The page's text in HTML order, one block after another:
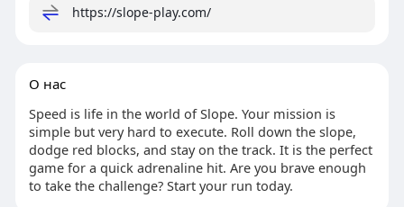
https://slope-play.com/
О нас
Speed is life in the world of Slope. Your mission is
simple but very hard to execute. Roll down the slope,
dodge red blocks, and stay on the track. It is the perfect
game for a quick adrenaline hit. Are you brave enough
to take the challenge? Start your run today.